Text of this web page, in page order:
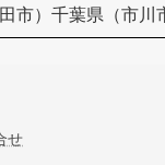
）千葉県（市川
せ